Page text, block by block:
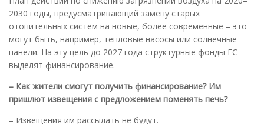
2030 годы, предусматривающий замену старых
отопительных систем на новые, более современные – это
могут быть, например, тепловые насосы или солнечные
панели. На эту цель до 2027 года структурные фонды ЕС
выделят финансирование.
– Как жители смогут получить финансирование? Им
пришлют извещения с предложением поменять печь?
– Извещения им рассылать не будут.